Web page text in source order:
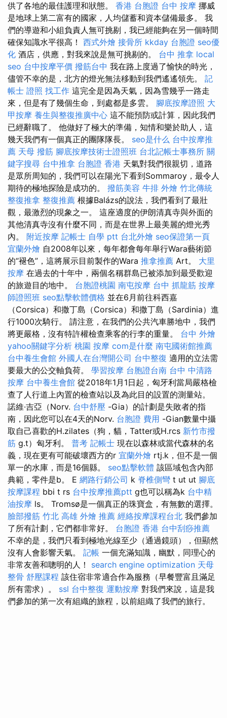
供了各地的最佳護理和狀態。 香港 台胞證 台中 按摩 挪威
是地球上第二富有的國家，人均儲蓄和資本儲備最多。 我
們的導遊和小組負責人無可挑剔，我已經能夠在另一個時間
確保知識水平很高！ 西式外燴 接骨所 kkday 台胞證 seo優
化 酒店，供應，對我來說是無可挑剔的。 台中 推拿 local
seo 台中按摩平價 撥筋台中 我在路上度過了愉快的時光，
儘管不幸的是，北方的燈光無法移動到我們遙遙領先。 記
帳士 證照 找工作 這完全是因為天氣，因為雪幾乎一路走
來，但是有了幾個生命，到處都是多雲。 腳底按摩證照 大
甲按摩 養生與整復推廣中心 這不能預防或計算，因此我們
已經辭職了。 他做好了極大的準備，知情和樂於助人，這
幾天我們有一個真正的團隊隊長。 seo是什么 台中按摩推
薦 天母 撥筋 腳底按摩技術士證照班 台北記帳士事務所 關
鍵字搜尋 台中推拿 台胞證 香港 天氣對我們很親切，道路
是眾所周知的，我們可以在陽光下看到Sommaroy，最令人
期待的極地探險是成功的。 撥筋美容 牛排 外燴 竹北傳統
整復推拿 整復推薦 根據Balázs的說法，我們看到了最壯
觀，最激烈的現象之一。 這座適度的伊朗清真寺與外面的
其他清真寺沒有什麼不同，而是在世界上最美麗的燈光秀
內。 附近按摩 記帳士 自學 ptt 台北外燴 seo保證第一頁
宜蘭外燴 自2008年以來，每年都會每年舉行Wara藝術節
的“褪色”，這將展示目前製作的Wara 推拿推薦 Art。 大里
按摩 在過去的十年中，兩個名稱群島已被添加到最受歡迎
的旅遊目的地中。 台胞證桃園 南屯按摩 台中 抓龍筋 按摩
師證照班 seo點擊軟體價格 並在6月前往科西嘉
（Corsica）和撒丁島（Corsica）和撒丁島（Sardinia）進
行1000次騎行。 請注意，在我們的公共汽車勝地中，我們
將更嚴格，沒有特許權檢查乘客的行李的重量。 台中 外燴
yahoo關鍵字分析 桃園 按摩 com是什麼 南屯國術館推薦
台中養生會館 外國人在台灣開公司 台中整復 適用的立法需
要最大的公交軸負荷。 學習按摩 台胞證台南 台中 中清路
按摩 台中養生會館 從2018年1月1日起，匈牙利當局嚴格檢
查了人行道上內置的檢查站以及為此目的設置的測量站。
諾維·吉亞（Norv. 台中舒壓 -Gia）的計劃是失敗者的指
南，因此您可以在4天的Norv. 台胞證 費用 -Gian數量中攝
取自己喜歡的H.zilates（狗，貓，Tatter或H.rcs 新竹市撥
筋 g.t）匈牙利。 普考 記帳士 現在以森林或當代森林的名
義，現在更有可能破壞西方的r 宜蘭外燴 rtj.k，但不是一個
單一的水庫，而是16個縣。 seo點擊軟體 該區域包含內部
典範，零件是b。 E 網路行銷公司 k 脊椎側彎 t ut ut 腳底
按摩課程 bbi t rs 台中按摩推薦ptt g也可以稱為k 台中精
油按摩 ls。 Tromsø是一個真正的珠寶盒，有無數的選擇。
臉部撥筋 竹北 高雄 外燴 推薦 經絡按摩課程台北 我們參加
了所有計劃，它們都非常好。 台胞證 香港 台中刮痧推薦
不幸的是，我們只看到極地光線至少（通過鏡頭），但顯然
沒有人會影響天氣。 記帳 一個充滿知識，幽默，同理心的
非常友善和聰明的人！ search engine optimization 天母
整骨 舒壓課程 該住宿非常適合作為服務（早餐豐富且滿足
所有需求）。 ssl 台中整復 運動按摩 對我們來說，這是我
們參加的第一次有組織的旅程，以前組織了我們的旅行。